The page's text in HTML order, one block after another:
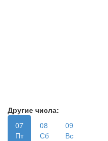
Другие числа:
07
Пт
08
Сб
09
Вс